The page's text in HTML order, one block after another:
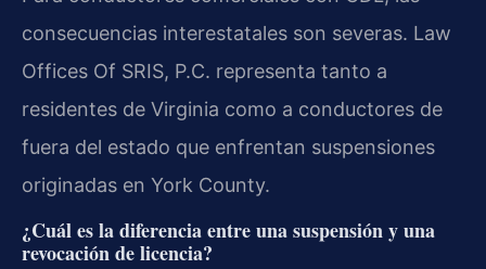
consecuencias interestatales son severas. Law
Offices Of SRIS, P.C. representa tanto a
residentes de Virginia como a conductores de
fuera del estado que enfrentan suspensiones
originadas en York County.
¿Cuál es la diferencia entre una suspensión y una
revocación de licencia?